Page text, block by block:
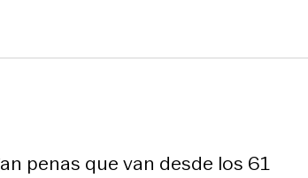
penas que van desde los 61